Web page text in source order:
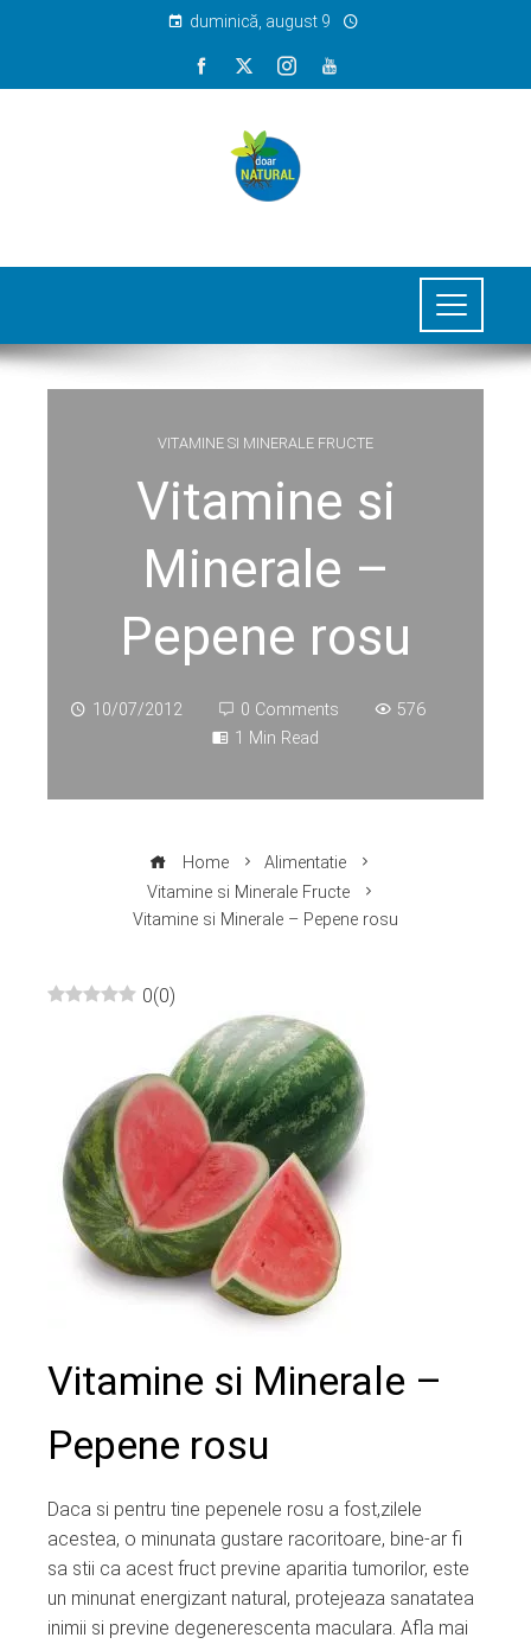
duminică, august 9
VITAMINE SI MINERALE FRUCTE
Vitamine si
Minerale –
Pepene rosu
10/07/2012 0 Comments
576
1 Min Read
Home
Alimentatie
Vitamine si Minerale Fructe
Vitamine si Minerale – Pepene rosu
0(0)
Vitamine si Minerale –
Pepene rosu
Daca si pentru tine pepenele rosu a fost,zilele
acestea, o minunata gustare racoritoare, bine-ar fi
sa stii ca acest fruct previne aparitia tumorilor, este
un minunat energizant natural, protejeaza sanatatea
inimii si previne degenerescenta maculara. Afla mai